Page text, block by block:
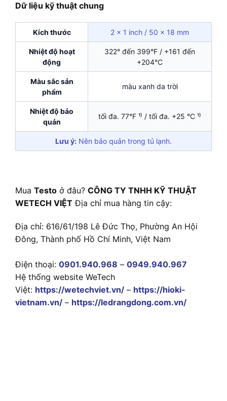
Dữ liệu kỹ thuật chung
Kích thước 2 x 1 inch / 50 x 18 mm
Nhiệt độ hoạt
động
322° đến 399°F / +161 đến
+204°C
Màu sắc sản
phẩm
màu xanh da trời
Nhiệt độ bảo
quản
tối đa. 77°F ¹⁾ / tối đa. +25 °C ¹⁾
Lưu ý: Nên bảo quản trong tủ lạnh.
Mua Testo ở đâu? CÔNG TY TNHH KỸ THUẬT
WETECH VIỆT Địa chỉ mua hàng tin cậy:
Địa chỉ: 616/61/198 Lê Đức Thọ, Phường An Hội
Đông, Thành phố Hồ Chí Minh, Việt Nam
Điện thoại: 0901.940.968 – 0949.940.967
Hệ thống website WeTech
Việt: https://wetechviet.vn/ – https://hioki-
vietnam.vn/ – https://ledrangdong.com.vn/